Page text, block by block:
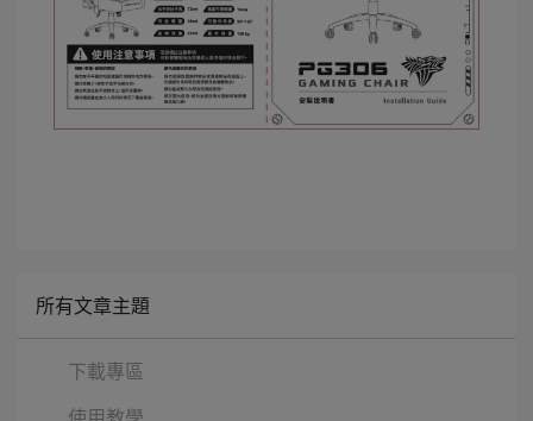
所有文章主題
下載專區